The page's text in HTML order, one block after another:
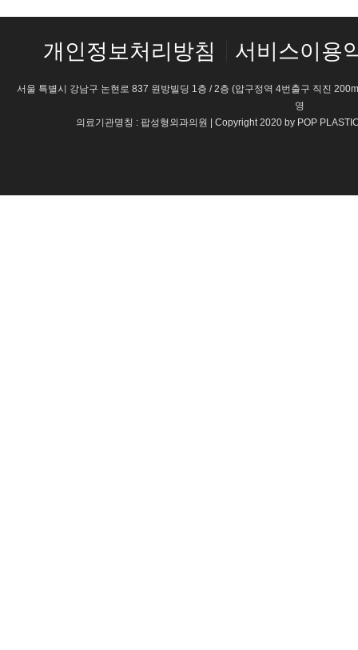
개인정보처리방침 서비스이용
서울 특별시 강남구 논현로 837 원방빌딩 1층 / 2층 (압구정역 4번출구 직진
영
의료기관명칭 : 팝성형외과의원 | Copyright 2020 by POP